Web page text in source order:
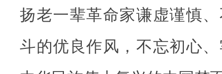
扬老一辈革命家谦虚谨慎
斗的优良作风，不忘初心